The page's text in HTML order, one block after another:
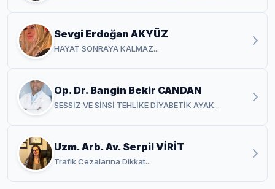
Sevgi Erdoğan AKYÜZ
HAYAT SONRAYA KALMAZ...
Op. Dr. Bangin Bekir CANDAN
SESSİZ VE SİNSİ TEHLİKE DİYABETİK AYAK...
Uzm. Arb. Av. Serpil VİRİT
Trafik Cezalarına Dikkat...